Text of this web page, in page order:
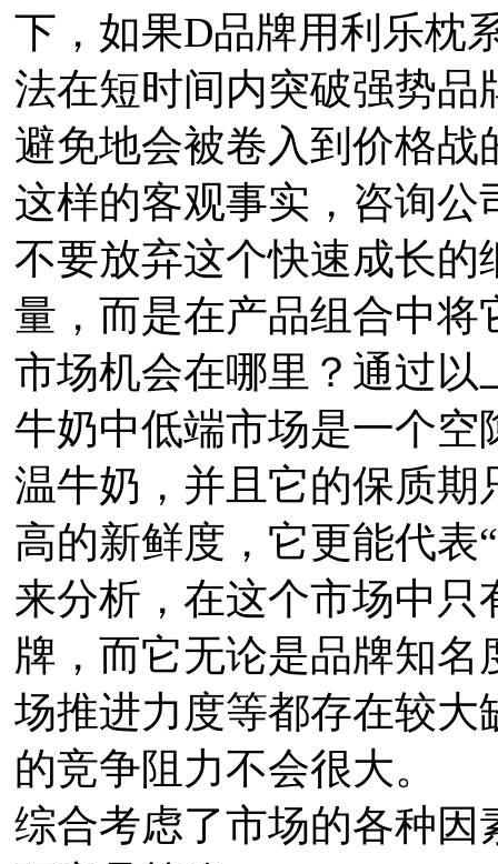
下，如果D品牌用利乐枕
法在短时间内突破强势
避免地会被卷入到价格
这样的客观事实，咨询
不要放弃这个快速成长
量，而是在产品组合中将
市场机会在哪里？通过
牛奶中低端市场是一个
温牛奶，并且它的保质期
高的新鲜度，它更能代表
来分析，在这个市场中
牌，而它无论是品牌知
场推进力度等都存在较
的竞争阻力不会很大。
综合考虑了市场的各种